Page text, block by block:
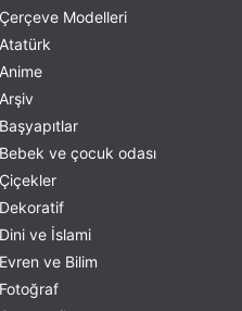
Çerçeve Modelleri
Atatürk
Anime
Arşiv
Başyapıtlar
Bebek ve çocuk odası
Çiçekler
Dekoratif
Dini ve İslami
Evren ve Bilim
Fotoğraf